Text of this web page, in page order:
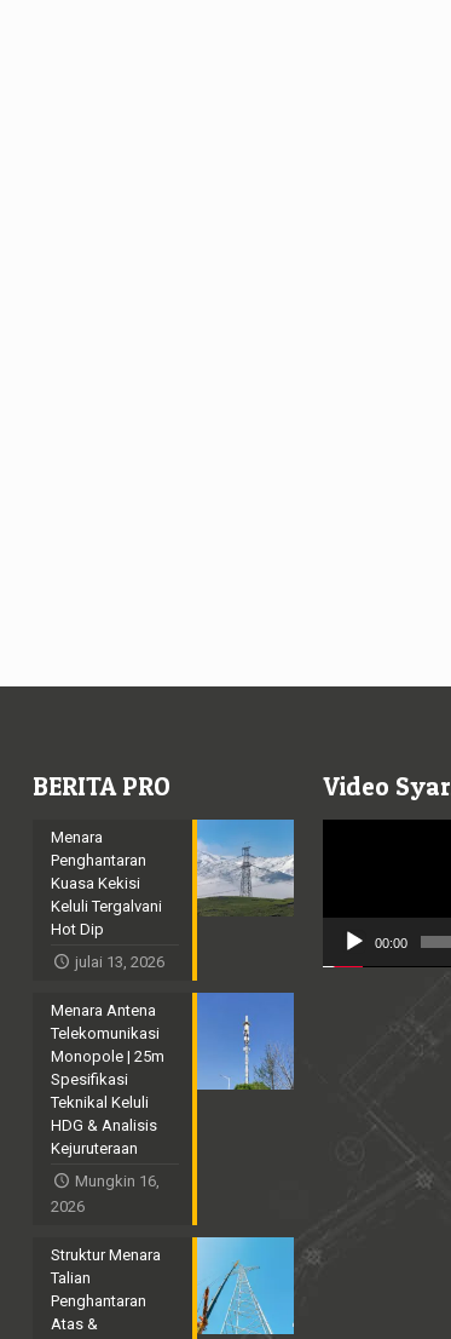
BERITA PRO
Menara
Penghantaran
Kuasa Kekisi
Keluli Tergalvani
Hot Dip
julai 13, 2026
Menara Antena
Telekomunikasi
Monopole | 25m
Spesifikasi
Teknikal Keluli
HDG & Analisis
Kejuruteraan
Mungkin 16,
2026
Struktur Menara
Talian
Penghantaran
Atas &
Video
00:00